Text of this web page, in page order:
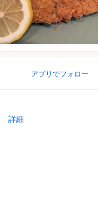
アプリでフォロー
詳細